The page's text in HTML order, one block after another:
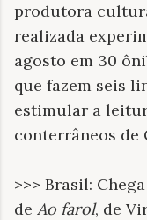
produtora
realizada
agosto em 30
que fazem seis
estimular a
conterrâneos de
>>> Brasil:
de Ao farol, de